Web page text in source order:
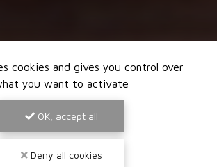
cookies and gives you control over
you want to activate
OK, accept all
Deny all cookies